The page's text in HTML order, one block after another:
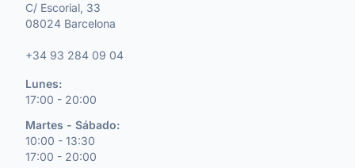
C/ Escorial, 33
08024 Barcelona
+34 93 284 09 04
Lunes:
17:00 - 20:00
Martes - Sábado:
10:00 - 13:30
17:00 - 20:00